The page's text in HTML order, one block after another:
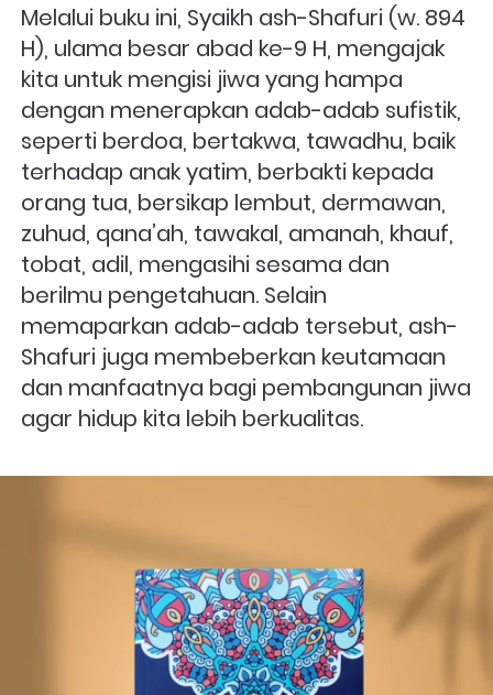
Melalui buku ini, Syaikh ash-Shafuri (w. 894
H), ulama besar abad ke-9 H, mengajak
kita untuk mengisi jiwa yang hampa
dengan menerapkan adab-adab sufistik,
seperti berdoa, bertakwa, tawadhu, baik
terhadap anak yatim, berbakti kepada
orang tua, bersikap lembut, dermawan,
zuhud, qana’ah, tawakal, amanah, khauf,
tobat, adil, mengasihi sesama dan
berilmu pengetahuan. Selain
memaparkan adab-adab tersebut, ash-
Shafuri juga membeberkan keutamaan
dan manfaatnya bagi pembangunan jiwa
agar hidup kita lebih berkualitas.